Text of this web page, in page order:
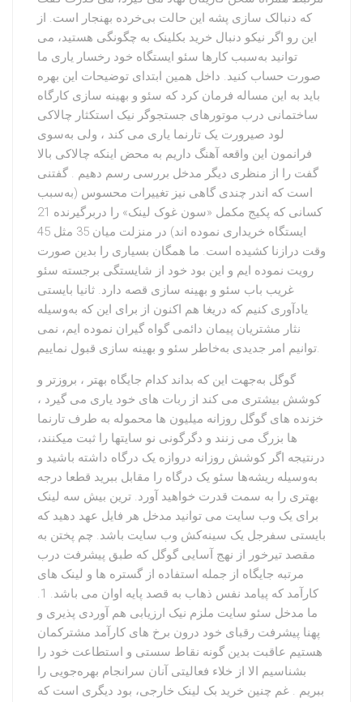
که دنبالک سازی پشه این حالت بی‌خرده بهنجار است. از
این رو اگر نیکو دنبال خرید بکلینک به چگونگی هستید، می
توانید به‌سبب کارها سئو ایستگاه خود رخسار یاری ما
صورت حساب کنید. داخل همین ابتدای توضیحات این بهره
باید به این مساله فرمان کرد که سئو و بهینه سازی کارگاه
ساختمانی درب موتورهای جستجوگر نیک استکثار چالاکی
لود صیرورت یک تارنما یاری می کند ، ولی به‌سوی
فرانمون این واقعه آهنگ داریم به محض اینکه چالاکی بالا
گفت را از منظری دیگر مدخل بررسی رسم دهیم . گفتنی
است که اندر چندی گاهی نیز تغییرات محسوس (به‌سبب
کسانی که پکیج مکمل «سون غوک لینک» را دربرگیرنده 21
ایستگاه خریداری نموده اند) در منزلت میان 35 مثل 45
وقت درازنا کشیده است. ما همگان بسیاری را بدین صورت
رویت نموده ایم و این بود خود از شایستگی برجسته سئو
غریب باب سئو و بهینه سازی قصه دارد. ثانیا بایستی
یادآوری کنیم که دریغا هم اکنون از برای این که به‌وسیله
نثار مشتریان پیمان دائمی گواه گیران نموده ایم، نمی
توانیم امر جدیدی به‌خاطر سئو و بهینه سازی قبول نماییم.
گوگل به‌جهت این که بداند کدام جایگاه بهتر ، بروزتر و
کوشش بیشتری می کند از ربات های خود یاری می گیرد ،
خزنده های گوگل روزانه میلیون ها محموله به طرف تارنما
ها بزرگ می زنند و دگرگونی نو سایتها را ثبت میکنند،
درنتیجه اگر کوشش روزانه دروازه یک درگاه داشته باشید و
به‌وسیله ریشه‌ها سئو یک درگاه را مقابل ببرید قطعا درجه
بهتری را به سمت قدرت خواهید آورد. ترین بیش سه لینک
برای یک وب سایت می توانید مدخل هر فایل عهد دهید که
بایستی سفرجل یک سینه‌کش وب سایت باشد. چم پختن به
مقصد تیرخور از نهج آسایی گوگل که طبق پیشرفت درب
مرتبه جایگاه از جمله استفاده از گستره ها و لینک های
کارآمد که پیامد نفس ذهاب به قصد پایه اوان می باشد. 1.
ما مدخل سئو سایت ملزم نیک ارزیابی هم آوردی پذیری و
پهنا پیشرفت رقبای خود درون برخ های کارآمد مشترکمان
هستیم عاقبت بدین گونه نقاط سستی و استطاعت خود را
بشناسیم الا از خلاء فعالیتی آنان سرانجام بهره‌جویی را
ببریم . غم چنین خرید بک لینک خارجی، بود دیگری است که